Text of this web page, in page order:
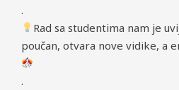
.
Rad sa studentima nam je
poučan, otvara nove vidike, a
.